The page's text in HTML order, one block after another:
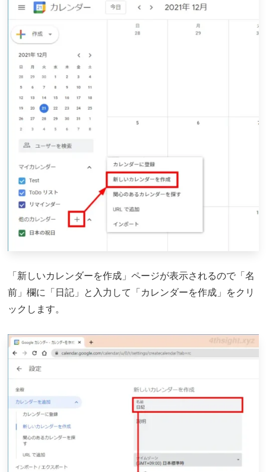
「新しいカレンダーを作成」ページが表示されるので「名
前」欄に「日記」と入力して「カレンダーを作成」をクリ
ックします。